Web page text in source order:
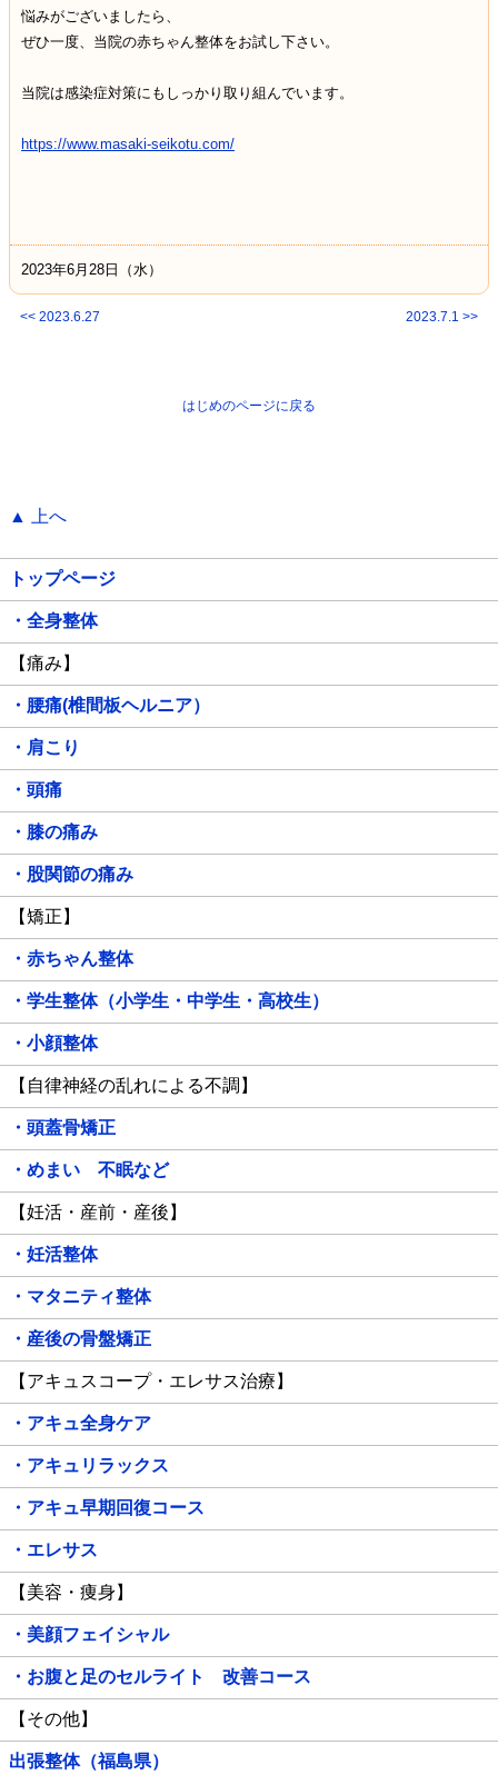
悩みがございましたら、
ぜひ一度、当院の赤ちゃん整体をお試し下さい。
当院は感染症対策にもしっかり取り組んでいます。
https://www.masaki-seikotu.com/
2023年6月28日（水）
<< 2023.6.27 2023.7.1 >>
はじめのページに戻る
▲ 上へ
トップページ
・全身整体
【痛み】
・腰痛(椎間板ヘルニア）
・肩こり
・頭痛
・膝の痛み
・股関節の痛み
【矯正】
・赤ちゃん整体
・学生整体（小学生・中学生・高校生）
・小顔整体
【自律神経の乱れによる不調】
・頭蓋骨矯正
・めまい 不眠など
【妊活・産前・産後】
・妊活整体
・マタニティ整体
・産後の骨盤矯正
【アキュスコープ・エレサス治療】
・アキュ全身ケア
・アキュリラックス
・アキュ早期回復コース
・エレサス
【美容・痩身】
・美顔フェイシャル
・お腹と足のセルライト 改善コース
【その他】
出張整体（福島県）